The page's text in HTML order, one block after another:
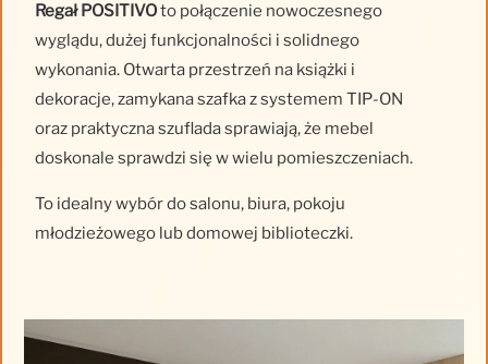
Regał POSITIVOto połączenie nowoczesnego
wyglądu, dużej funkcjonalności i solidnego
wykonania. Otwarta przestrzeń na książki i
dekoracje, zamykana szafka z systemem TIP-ON
oraz praktyczna szuflada sprawiają, że mebel
doskonale sprawdzi się w wielu pomieszczeniach.
To idealny wybór do salonu, biura, pokoju
młodzieżowego lub domowej biblioteczki.